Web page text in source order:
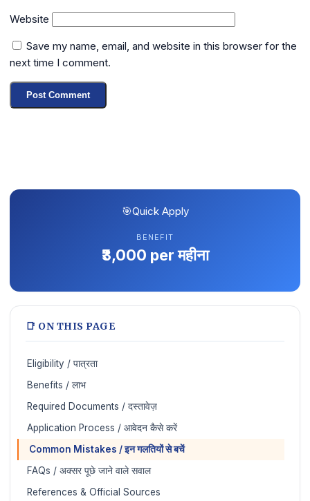
Website
Save my name, email, and website in this browser for the
next time I comment.
🎯Quick Apply
BENEFIT
₹3,000 per महीना
📑 ON THIS PAGE
Eligibility / पात्रता
Benefits / लाभ
Required Documents / दस्तावेज़
Application Process / आवेदन कैसे करें
️ Common Mistakes / इन गलतियों से बचें
FAQs / अक्सर पूछे जाने वाले सवाल
References & Official Sources